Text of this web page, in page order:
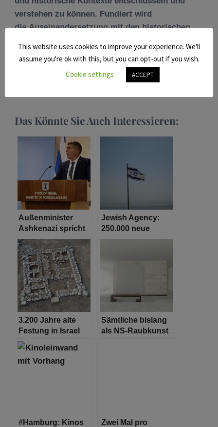
verstehen zu können. Fundiert wird
die Auseinandersetzung mit den historischen
Erinnerungskultur durch die Kooperation mit
Yad Vashem in Jerusalem sowie verschiedenen
Gedenkstätten in Deutschland. Das Programm
Das Könnte Sie Auch Interessieren:
Außenminister
Ashkenazi spricht
mit Scheich
Abdullah bin Zayed
Jewish Agency:
250.000 neue
Einwanderer in den
3.200 Jahre alte
Festung in Israel
gefunden
Sämtliche bislang
als NS-Raubkunst
#Hamburg: Kinos
Zwei Mal pro
This website uses cookies to improve your experience. We'll
assume you're ok with this, but you can opt-out if you wish.
Cookie settings
ACCEPT